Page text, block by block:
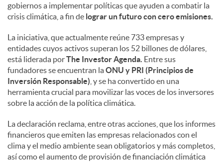
gobiernos a implementar políticas que ayuden a combatir la
crisis climática, a fin de lograr un futuro con cero emisiones.
La iniciativa, que actualmente reúne 733 empresas y
entidades cuyos activos superan los 52 billones de dólares,
está liderada porThe Investor Agenda. Entre sus
fundadores se encuentran laONU y PRI (Principios de
Inversión Responsable) , y se ha convertido en una
herramienta crucial para movilizar las voces de los inversores
sobre la acción de la política climática.
La declaración reclama, entre otras acciones, que los informes
financieros que emiten las empresas relacionados con el
clima y el medio ambiente sean obligatorios y más completos,
así como el aumento de provisión de financiación climática